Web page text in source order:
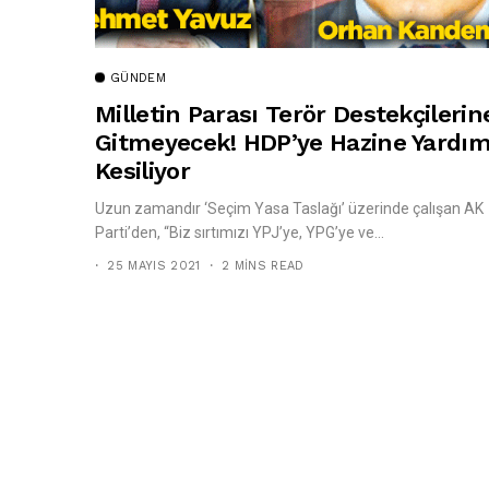
GÜNDEM
Milletin Parası Terör
Gitmeyecek! HDP’ye Hazine
Kesiliyor
Uzun zamandır ‘Seçim Yasa Taslağı’ üzerinde çalışan AK
Parti’den, “Biz sırtımızı YPJ’ye, YPG’ye ve...
25 MAYIS 2021 2 MINS READ